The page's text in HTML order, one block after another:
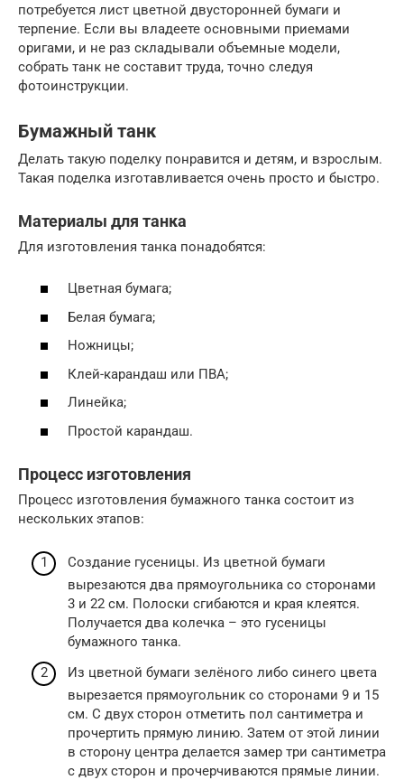
потребуется лист цветной двусторонней бумаги и
терпение. Если вы владеете основными приемами
оригами, и не раз складывали объемные модели,
собрать танк не составит труда, точно следуя
фотоинструкции.
Бумажный танк
Делать такую поделку понравится и детям, и взрослым.
Такая поделка изготавливается очень просто и быстро.
Материалы для танка
Для изготовления танка понадобятся:
Цветная бумага;
Белая бумага;
Ножницы;
Клей-карандаш или ПВА;
Линейка;
Простой карандаш.
Процесс изготовления
Процесс изготовления бумажного танка состоит из
нескольких этапов:
Создание гусеницы. Из цветной бумаги
вырезаются два прямоугольника со сторонами
3 и 22 см. Полоски сгибаются и края клеятся.
Получается два колечка – это гусеницы
бумажного танка.
Из цветной бумаги зелёного либо синего цвета
вырезается прямоугольник со сторонами 9 и 15
см. С двух сторон отметить пол сантиметра и
прочертить прямую линию. Затем от этой линии
в сторону центра делается замер три сантиметра
с двух сторон и прочерчиваются прямые линии.